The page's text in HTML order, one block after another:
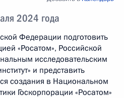
2024 года
Федерации подготовить
«Росатом», Российской
исследовательским
и представить
создания в Национальном
Госкорпорации «Росатом»